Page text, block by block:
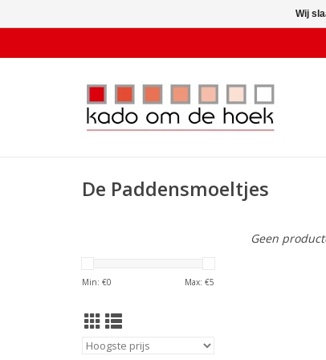
De Paddensmoeltjes
Min: €0 Max: €5
Geen
Wij